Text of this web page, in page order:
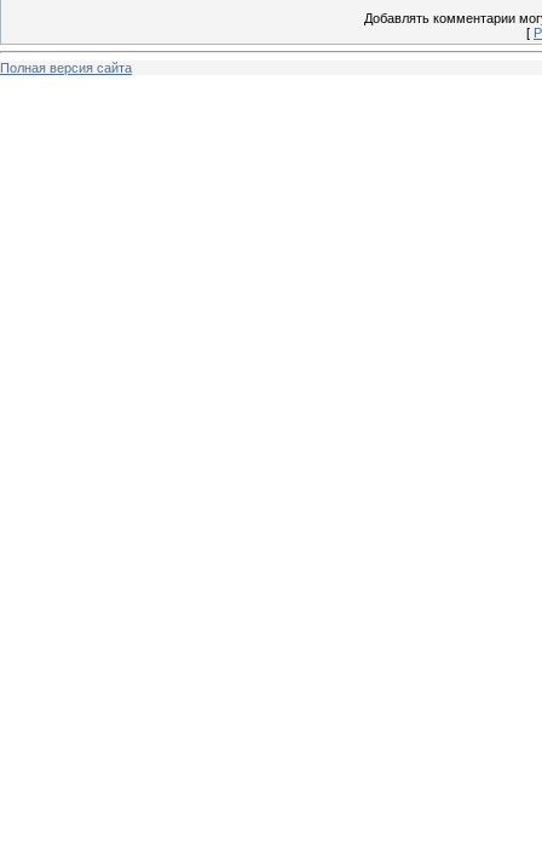
Добавлять комментарии
[
Полная версия сайта